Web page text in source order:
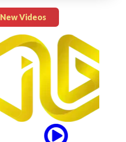
New Videos